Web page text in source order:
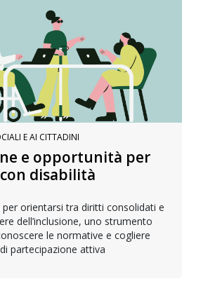
E AI CITTADINI
e opportunità per
disabilità
per orientarsi tra diritti consolidati e
dell’inclusione, uno strumento
le normative e cogliere
partecipazione attiva